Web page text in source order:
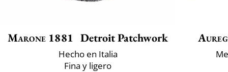
Marone 1881 Detroit Patchwork
Hecho en Italia
Fina y ligero